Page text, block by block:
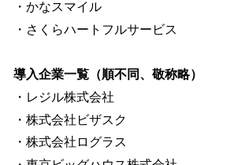
・かなスマイル
・さくらハートフルサービス
導入企業一覧（順不同、敬称略）
・レジル株式会社
・株式会社ビザスク
・株式会社ログラス